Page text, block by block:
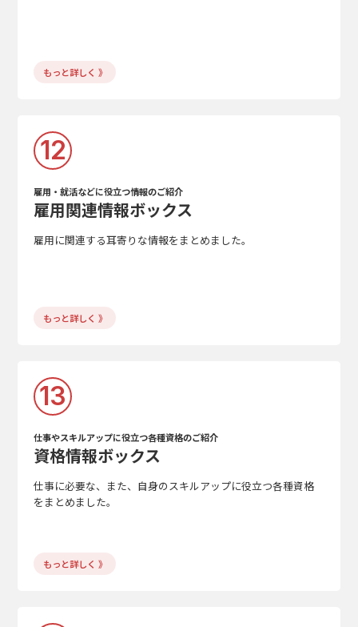
もっと詳しく 》
12
雇用・就活などに役立つ情報のご紹介
雇用関連情報ボックス
雇用に関連する耳寄りな情報をまとめました。
もっと詳しく 》
13
仕事やスキルアップに役立つ各種資格のご紹介
資格情報ボックス
仕事に必要な、また、自身のスキルアップに役立つ各種資格
をまとめました。
もっと詳しく 》